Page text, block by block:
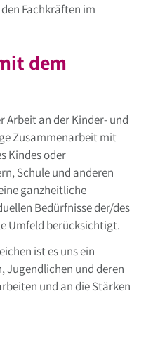
Fachkräften im
dem
Arbeit an der Kinder- und
Zusammenarbeit mit
Kindes oder
Schule und anderen
ganzheitliche
Bedürfnisse der/des
Umfeld berücksichtigt.
ist es uns ein
Jugendlichen und deren
und an die Stärken